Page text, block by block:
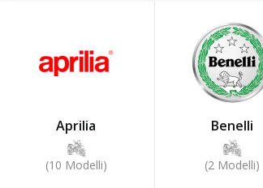
Aprilia
(10 Modelli)
Benelli
(2 Modelli)